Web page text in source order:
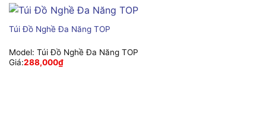
Túi Đồ Nghề Đa Năng TOP
Model: Túi Đồ Nghề Đa Năng TOP
Giá:288,000₫